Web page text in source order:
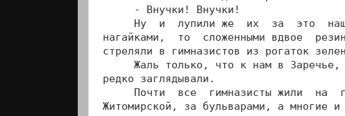
     - Внучки! Внучки!
Ну  и  лупили же  их  за  это
нагайками,  то  сложенными вдвое
стреляли в гимназистов из рогаток
Жаль только, что к нам в
редко заглядывали.
Почти  все  гимназисты жили  на
Житомирской, за бульварами, а многие и